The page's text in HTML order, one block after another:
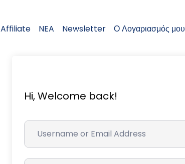
Affiliate NEA Newsletter Ο Λογαριασμός μου
Hi, Welcome back!